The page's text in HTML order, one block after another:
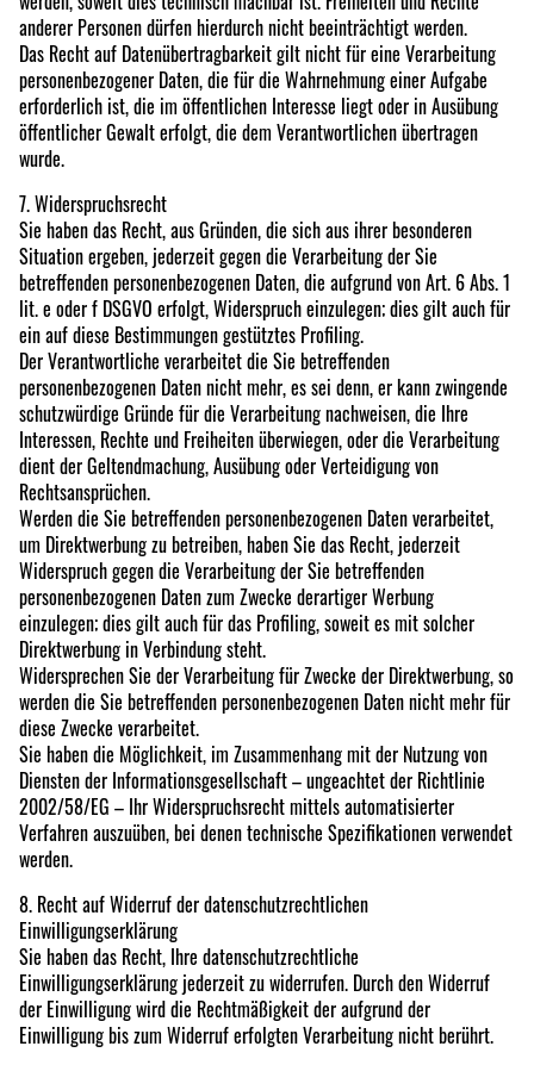
anderer Personen dürfen hierdurch nicht beeinträchtigt werden.
Das Recht auf Datenübertragbarkeit gilt nicht für eine Verarbeitung
personenbezogener Daten, die für die Wahrnehmung einer Aufgabe
erforderlich ist, die im öffentlichen Interesse liegt oder in Ausübung
öffentlicher Gewalt erfolgt, die dem Verantwortlichen übertragen
wurde.
7. Widerspruchsrecht
Sie haben das Recht, aus Gründen, die sich aus ihrer besonderen
Situation ergeben, jederzeit gegen die Verarbeitung der Sie
betreffenden personenbezogenen Daten, die aufgrund von Art. 6 Abs. 1
lit. e oder f DSGVO erfolgt, Widerspruch einzulegen; dies gilt auch für
ein auf diese Bestimmungen gestütztes Profiling.
Der Verantwortliche verarbeitet die Sie betreffenden
personenbezogenen Daten nicht mehr, es sei denn, er kann zwingende
schutzwürdige Gründe für die Verarbeitung nachweisen, die Ihre
Interessen, Rechte und Freiheiten überwiegen, oder die Verarbeitung
dient der Geltendmachung, Ausübung oder Verteidigung von
Rechtsansprüchen.
Werden die Sie betreffenden personenbezogenen Daten verarbeitet,
um Direktwerbung zu betreiben, haben Sie das Recht, jederzeit
Widerspruch gegen die Verarbeitung der Sie betreffenden
personenbezogenen Daten zum Zwecke derartiger Werbung
einzulegen; dies gilt auch für das Profiling, soweit es mit solcher
Direktwerbung in Verbindung steht.
Widersprechen Sie der Verarbeitung für Zwecke der Direktwerbung, so
werden die Sie betreffenden personenbezogenen Daten nicht mehr für
diese Zwecke verarbeitet.
Sie haben die Möglichkeit, im Zusammenhang mit der Nutzung von
Diensten der Informationsgesellschaft – ungeachtet der Richtlinie
2002/58/EG – Ihr Widerspruchsrecht mittels automatisierter
Verfahren auszuüben, bei denen technische Spezifikationen verwendet
werden.
8. Recht auf Widerruf der datenschutzrechtlichen
Einwilligungserklärung
Sie haben das Recht, Ihre datenschutzrechtliche
Einwilligungserklärung jederzeit zu widerrufen. Durch den Widerruf
der Einwilligung wird die Rechtmäßigkeit der aufgrund der
Einwilligung bis zum Widerruf erfolgten Verarbeitung nicht berührt.